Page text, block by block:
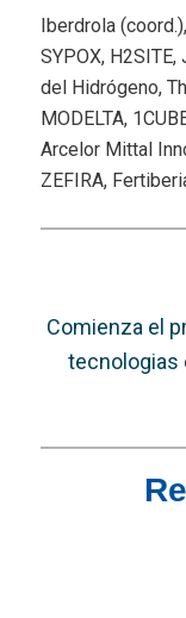
Iberdrola
SYPOX,
del Hidrógeno,
MODELTA,
Arcelor Mittal
ZEFIRA,
Comienza el
tecnologias